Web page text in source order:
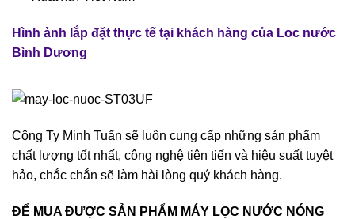
Hình ảnh lắp đặt thực tế tại khách hàng của Loc nước
Bình Dương
Công Ty Minh Tuấn sẽ luôn cung cấp những sản phẩm
chất lượng tốt nhất, công nghệ tiên tiến và hiệu suất tuyệt
hảo, chắc chắn sẽ làm hài lòng quý khách hàng.
ĐỂ MUA ĐƯỢC SẢN PHẨM MÁY LỌC NƯỚC NÓNG